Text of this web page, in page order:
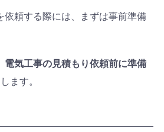
依頼する際には、まずは事前準備
電気工事の見積もり依頼前に準備
ます。